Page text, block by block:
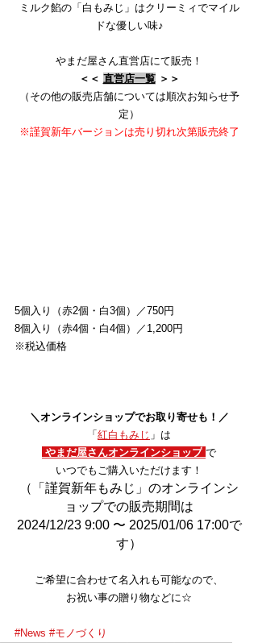
ミルク餡の「白もみじ」はクリーミィでマイル
ドな優しい味♪
やまだ屋さん直営店にて販売！
＜＜ 直営店一覧 ＞＞
（その他の販売店舗については順次お知らせ予
定）
※謹賀新年バージョンは売り切れ次第販売終了
5個入り（赤2個・白3個）／750円
8個入り（赤4個・白4個）／1,200円
※税込価格
＼オンラインショップでお取り寄せも！／
「 紅白もみじ 」は
やまだ屋さんオンラインショップ で
いつでもご購入いただけます！
（「謹賀新年もみじ」のオンラインシ
ョップでの販売期間は
2024/12/23 9:00 〜 2025/01/06 17:00で
す）
ご希望に合わせて名入れも可能なので、
お祝い事の贈り物などに☆
#News #モノづくり